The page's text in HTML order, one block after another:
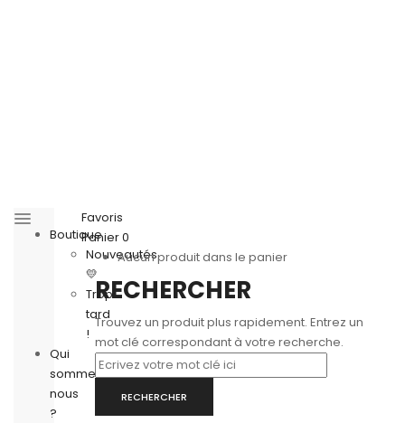
Boutique
Nouveautés
💛
Trop
tard
!
Qui
sommes-
nous
?
Favoris
Panier0
Aucun produit dans le panier
RECHERCHER
Trouvez un produit plus rapidement. Entrez un
mot clé correspondant à votre recherche.
RECHERCHER